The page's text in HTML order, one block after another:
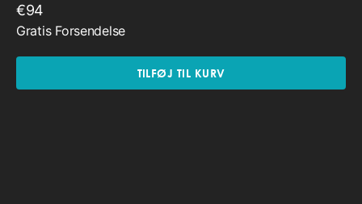
€94
Gratis Forsendelse
TILFØJ TIL KURV